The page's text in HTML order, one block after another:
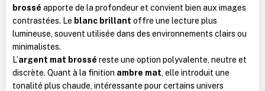
brossé apporte de la profondeur et convient bien aux images
contrastées. Le blanc brillant offre une lecture plus
lumineuse, souvent utilisée dans des environnements clairs ou
minimalistes.
L’argent mat brossé reste une option polyvalente, neutre et
discrète. Quant à la finition ambre mat, elle introduit une
tonalité plus chaude, intéressante pour certains univers